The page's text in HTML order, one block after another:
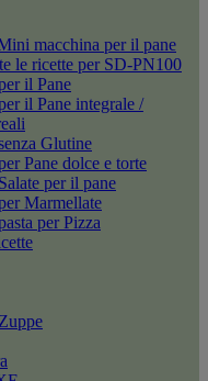
macchina per il pane
le ricette per SD-PN100
il Pane
il Pane integrale /
Glutine
Pane dolce e torte
per il pane
Marmellate
per Pizza